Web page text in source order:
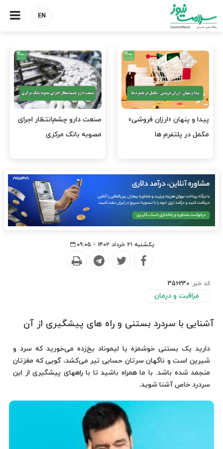
EN
هشدار کانون هموفیلی ایران:
۴ هزار بیمار ۸ ماه است
نسخه وزارت بهداشت برای
مهار پزشک‌نماهای
یکشنبه ۲۱ خرداد ۱۴۰۲ - ۰۹:۰۵
کد خبر: 356230
مراقبت و درمان
آشنایی با سردرد بستنی و راه های پیشگیری از آن
دارید یک بستنی خوشمزه یا لیموناد یخ‌زده می‌خورید که سرد و
شیرین است و ناگهان سرتان حسابی تیر می‌کشد، گویی که مغزتان
منجمد شده باشد. با ما همراه باشید تا با راههای پیشگیری از این
سردرد خاص آشنا شوید.